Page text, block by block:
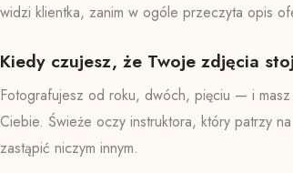
widzi klientka, zanim w ogóle przeczyta opis
Kiedy czujesz, że Twoje zdjęcia
Fotografujesz od roku, dwóch, pięciu — i masz
Ciebie. Świeże oczy instruktora, który patrzy
zastąpić niczym innym.